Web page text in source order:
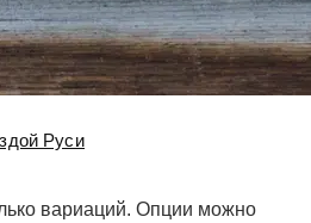
Руси
вариаций. Опции можно